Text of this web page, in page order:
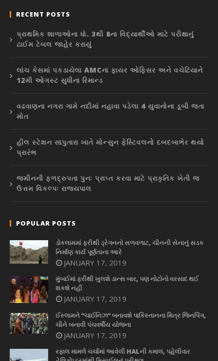
RECENT POSTS
પ્રાથમિક શાળાઓના ધો. 3થી 8ના વિદ્યાર્થીઓ માટે પરીક્ષાનું
ટાઈમ ટેબલ જાહેર કરાયું
લાંચ કેસમાં પકડાયેલા AMCના ફાયર ઓફિસર અને વચેટિયાને
12મી ઓગસ્ટ સુધીના રિમાન્ડ
વઢવાણના નગરા ગામે નદીમાં નહાવા પડેલા 4 યુવાનોના ડૂબી જતા
મોત
હીલ સ્ટેશન સાપુતારા ખાતે મોન્સુન ફેસ્ટિવલનો દબદબાભેર થયો
પ્રારંભ
જમીનની ફળદ્રુપતા પુનઃ પ્રાપ્ત કરવા માટે પ્રાકૃતિક ખેતી જ
ઉત્તમ વિકલ્પઃ રાજ્યપાલ
POPULAR POSTS
ડોકલામમાં ફરીથી ડ્રેગનનો સળવળાટ, ચીનની સેનાનું સડક
નિર્માણ કાર્ય પૂર્ણતાના આરે
JANUARY 17, 2019
મુંબઈમાં ફરીથી ખુલશે ડાન્સ બાર, પણ નોટોનો વરસાદ થઈ
શકશે નહીં
JANUARY 17, 2019
ઈસ્લામને “ચાઈનિઝ” બનાવશે પાકિસ્તાનના મિત્ર જિનપિંગ,
ચીને બનાવી પંચવર્ષીય યોજના
JANUARY 17, 2019
રફાલ મામલે ચર્ચામાં આવેલી HALની કમાલ, પહેલીવાર